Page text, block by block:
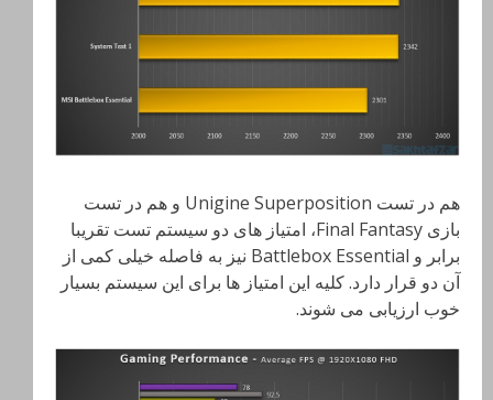
هم در تست Unigine Superposition و هم در تست
بازی Final Fantasy، امتیاز های دو سیستم تست تقریبا
برابر و Battlebox Essential نیز به فاصله خیلی کمی از
آن دو قرار دارد. کلیه این امتیاز ها برای این سیستم بسیار
خوب ارزیابی می شوند.